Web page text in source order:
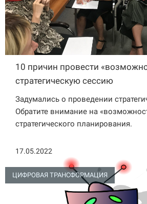
10 причин провести
стратегическую сессию
Задумались о проведении
Обратите внимание на
стратегического планирования.
17.05.2022
ЦИФРОВАЯ ТРАНСФОРМАЦИЯ